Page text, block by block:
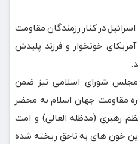
در کنار رزمندگان مقاومت
خونخوار و فرزند پلیدش
مجلس شورای اسلامی نیز ضمن
مقاومت جهان اسلام به محضر
رهبری (مدظله العالی) و امت
این خون های به ناحق ریخته شده